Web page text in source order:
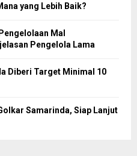
yang Lebih Baik?
Mal
Pengelola Lama
Diberi Target Minimal 10
Samarinda, Siap Lanjut